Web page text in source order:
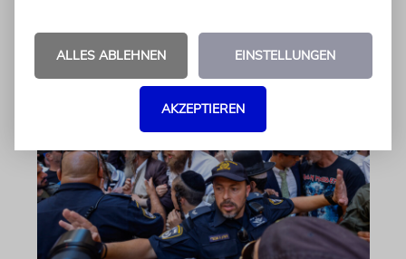
09.08.2026
ALLES ABLEHNEN EINSTELLUNGEN
AKZEPTIEREN